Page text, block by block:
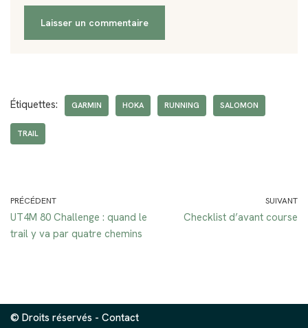
Étiquettes: GARMIN HOKA RUNNING SALOMON
TRAIL
PRÉCÉDENT
UT4M 80 Challenge : quand le
trail y va par quatre chemins
SUIVANT
Checklist d’avant course
© Droits réservés - Contact